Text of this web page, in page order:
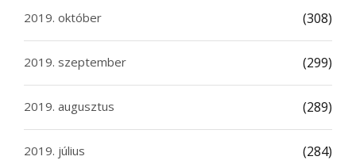
2019. október (308)
2019. szeptember (299)
2019. augusztus (289)
2019. július (284)